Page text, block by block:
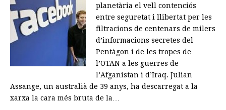
planetària el vell contenciós
entre seguretat i llibertat per les
filtracions de centenars de milers
d’informacions secretes del
Pentàgon i de les tropes de
l’OTAN a les guerres de
l’Afganistan i d’Iraq. Julian
Assange, un australià de 39 anys, ha descarregat a la
xarxa la cara més bruta de la…